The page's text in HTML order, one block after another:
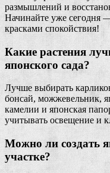
размышлений и
Начинайте уже сегодня
красками спокойствия!
Какие растения
японского сада?
Лучше выбирать
бонсай, можжевельник,
камелии и японская
учитывать освещение и
Можно ли создать
участке?